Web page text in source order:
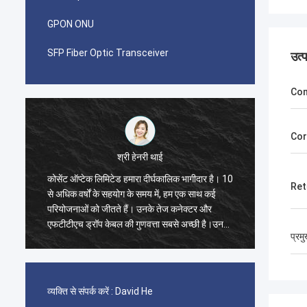
GPON ONU
SFP Fiber Optic Transceiver
श्री पाब्लो
मुझे आश्चर्य हुआ जब मैंने 2014 में Kocent Optec
Limited के साथ पहला ऑर्डर किया। GYXTW केबल
का एक कंटेनर 40GP और फास्ट कनेक्टर, पैच कॉर्ड और
एडॉप्टर के लिए एक कंटेनर 20GP।
40'
व्यक्ति से संपर्क करें : David He